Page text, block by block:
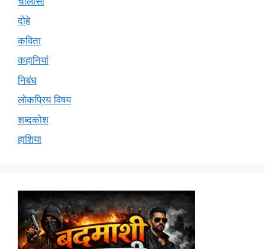
दोहे
कविता
कहानियां
निबंध
लोकप्रिय विषय
शब्दकोश
हाशिया